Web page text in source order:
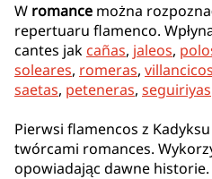
W romance można
repertuaru flamenco.
cantes jak cañas, jaleos,
soleares, romeras, villancicos
saetas, peteneras, seguiriyas
Pierwsi flamencos z
twórcami romances.
opowiadając dawne historie.